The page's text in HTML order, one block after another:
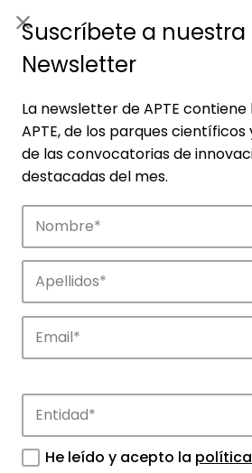
Noticias
Conoce las noticias más
APTE y sus parques
Suscríbete a nuestra
Newsletter
La newsletter de APTE
APTE, de los parques
de las convocatorias de
destacadas del mes.
He leído y acepto la